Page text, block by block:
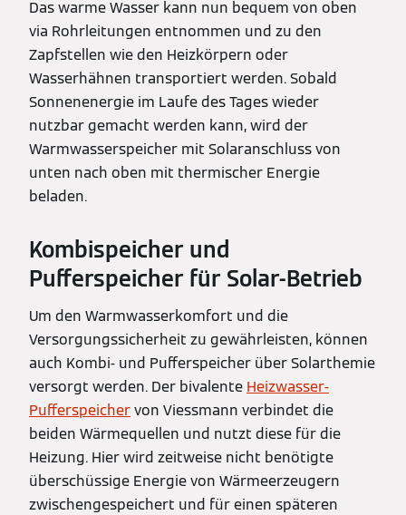
Das warme Wasser kann nun bequem von oben
via Rohrleitungen entnommen und zu den
Zapfstellen wie den Heizkörpern oder
Wasserhähnen transportiert werden. Sobald
Sonnenenergie im Laufe des Tages wieder
nutzbar gemacht werden kann, wird der
Warmwasserspeicher mit Solaranschluss von
unten nach oben mit thermischer Energie
beladen.
Kombispeicher und
Pufferspeicher für Solar-Betrieb
Um den Warmwasserkomfort und die
Versorgungssicherheit zu gewährleisten, können
auch Kombi- und Pufferspeicher über Solarthemie
versorgt werden. Der bivalente Heizwasser-
Pufferspeichervon Viessmann verbindet die
beiden Wärmequellen und nutzt diese für die
Heizung. Hier wird zeitweise nicht benötigte
überschüssige Energie von Wärmeerzeugern
zwischengespeichert und für einen späteren